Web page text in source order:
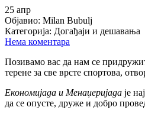
25 апр
Објавио: Milan Bubulj
Категорија: Догађаји и дешавања
Нема коментара
Позивамо вас да нам се
терене за све врсте спортова,
Економијада и Менаџеријада је
да се опусте, друже и добро